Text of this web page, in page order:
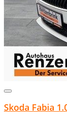
Skoda Fabia